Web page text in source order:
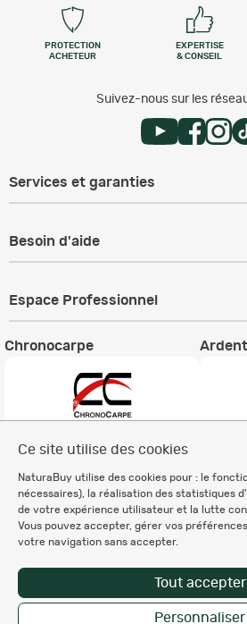
Ce site utilise des cookies
NaturaBuy utilise des cookies pour : le
nécessaires), la réalisation des statistiques
de votre expérience utilisateur et la lutte
Vous pouvez accepter, gérer vos
votre navigation sans accepter.
Tout accepter
Personnaliser
PROTECTION
ACHETEUR
EXPERTISE
& CONSEIL
Suivez-nous sur les
Services et garanties
Besoin d'aide
Espace Professionnel
Chronocarpe
Charte éthique
Mentions légales
Règlement & Conditions d'utilisation
Politique de protection
des données personnelles
Personnalisation des cookies